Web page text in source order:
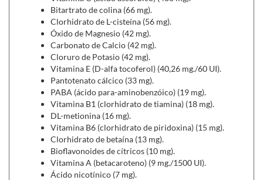
Antioxplan
,fuente de antioxidantes a base de
Coenzima Q10, resveratrol, selenio... que evitan el
envejecimiento celular.
Bitartrato de colina (66 mg).
Clorhidrato de L-cisteína (56 mg).
Óxido de Magnesio (42 mg).
Carbonato de Calcio (42 mg).
Cloruro de Potasio (42 mg).
Vitamina E (D-alfa tocoferol) (40,26 mg./60 UI).
Pantotenato cálcico (33 mg).
PABA (ácido para-aminobenzóico) (19 mg).
Vitamina B1 (clorhidrato de tiamina) (18 mg).
DL-metionina (16 mg).
Vitamina B6 (clorhidrato de piridoxina) (15 mg).
Clorhidrato de betaína (13 mg).
Bioflavonoides de cítricos (10 mg).
Vitamina A (betacaroteno) (9 mg./1500 UI).
Ácido nicotínico (7 mg).